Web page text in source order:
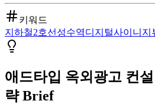
키워드
지하철2호선 성수역디지털사이니지
애드타입 옥외광고 컨
략 Brief